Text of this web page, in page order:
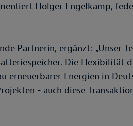
Holger Engelkamp,
Partnerin, ergänzt: „Unser
Die Flexibilität
erneuerbarer Energien in
- auch diese